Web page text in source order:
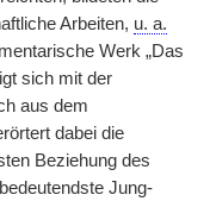
Arbeiten, u. a.
Werk „Das
sich mit der
aus dem
dabei die
Beziehung des
Jung-